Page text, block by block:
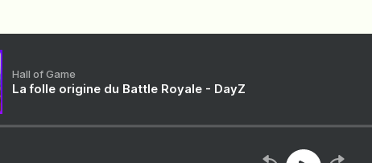
Hall of Game
La folle origine du Battle Royale - DayZ